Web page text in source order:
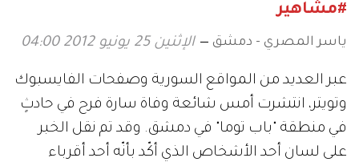
#مشاهير
ياسر المصري - دمشق الإثنين 25 يونيو 2012 04:00
عبر العديد من المواقع السورية وصفحات الفايسبوك
وتويتر، انتشرت أمس شائعة وفاة سارة فرح في حادثٍ
في منطقة "باب توما" في دمشق. وقد تم نقل الخبر
على لسان أحد الأشخاص الذي أكّد بأنّه أحد أقرباء